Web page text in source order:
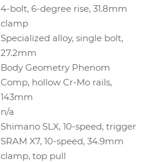
4-bolt, 6-degree rise, 31.8mm
clamp
Specialized alloy, single bolt,
27.2mm
Body Geometry Phenom
Comp, hollow Cr-Mo rails,
143mm
n/a
Shimano SLX, 10-speed, trigger
SRAM X7, 10-speed, 34.9mm
clamp, top pull